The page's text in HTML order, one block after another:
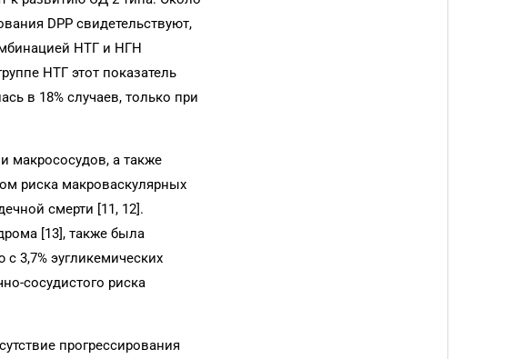
DPP свидетельствуют,
НТГ и НГН
НТГ этот показатель
в 18% случаев, только при
макрососудов, а также
риска макроваскулярных
смерти [11, 12].
[13], также была
3,7% эугликемических
сосудистого риска
прогрессирования